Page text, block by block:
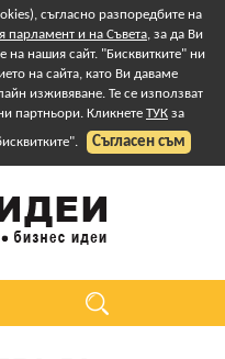
съгласно разпоредбите на
парламент и на Съвета, за да Ви
нашия сайт. "Бисквитките" ни
на сайта, като Ви даваме
изживяване. Те се използват
партньори. Кликнете ТУК за
Съгласен съм